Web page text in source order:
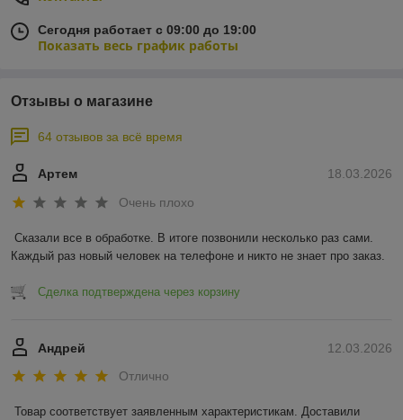
Сегодня работает с 09:00 до 19:00
Показать весь график работы
Отзывы о магазине
64 отзывов за всё время
18.03.2026
Артем
Очень плохо
Сказали все в обработке. В итоге позвонили несколько раз сами.
Каждый раз новый человек на телефоне и никто не знает про заказ.
Сделка подтверждена через корзину
12.03.2026
Андрей
Отлично
Товар соответствует заявленным характеристикам. Доставили